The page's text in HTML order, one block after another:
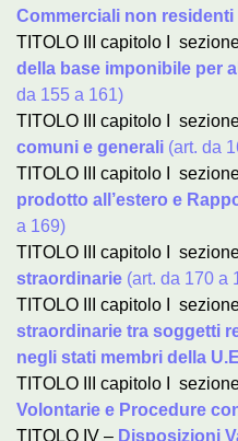
Commerciali non residenti
TITOLO III capitolo I
della base imponibile per
da 155 a 161)
TITOLO III capitolo I
comuni e generali (art. da
TITOLO III capitolo I
prodotto all’estero e
a 169)
TITOLO III capitolo I
straordinarie (art. da 170 a
TITOLO III capitolo I
straordinarie tra soggetti
negli stati membri della
TITOLO III capitolo I
Volontarie e Procedure
TITOLO IV – Disposizioni